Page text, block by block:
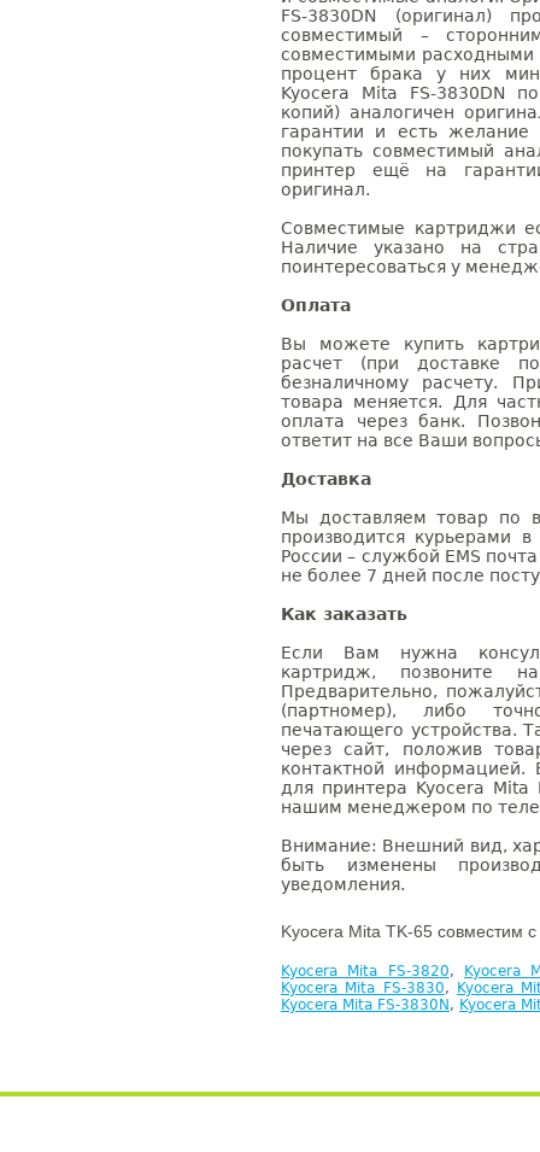
FS-3830DN (оригинал)
совместимый –
совместимыми расходными
процент брака у них
Kyocera Mita FS-3830DN
копий) аналогичен
гарантии и есть
покупать совместимый
принтер ещё на
оригинал.
Совместимые картриджи
Наличие указано на
поинтересоваться у
Оплата
Вы можете купить
расчет (при доставке
безналичному расчету.
товара меняется. Для
оплата через банк.
ответит на все Ваши
Доставка
Мы доставляем товар по
производится курьерами
России – службой EMS
не более 7 дней после
Как заказать
Если Вам нужна
картридж, позвоните
Предварительно,
(партномер), либо
печатающего устройства.
через сайт, положив
контактной информацией.
для принтера Kyocera Mita
нашим менеджером по
Внимание: Внешний вид,
быть изменены
уведомления.
Kyocera Mita TK-65 совместим
Kyocera Mita FS-3820,
Kyocera
Kyocera Mita FS-3830,
Kyocera
Kyocera Mita FS-3830N , Kyocera